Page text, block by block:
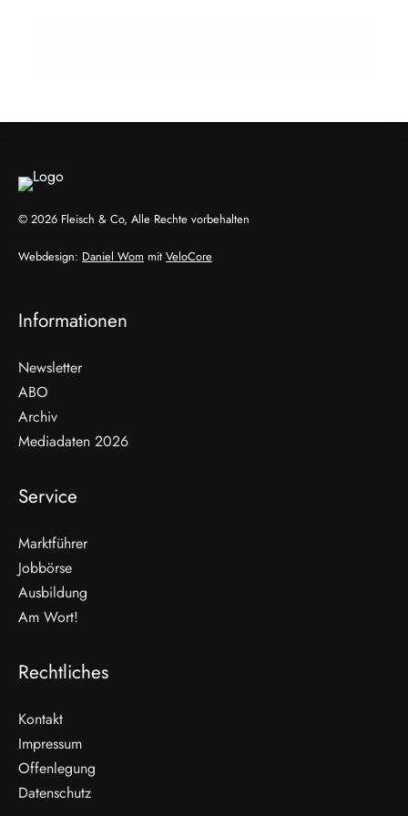
WEITERLESEN
Nicht verpassen
© 2026 Fleisch & Co, Alle Rechte vorbehalten
Webdesign: Daniel Wom mit VeloCore
Informationen
Newsletter
ABO
Archiv
Mediadaten 2026
Service
Marktführer
Jobbörse
Ausbildung
Am Wort!
Rechtliches
Kontakt
Impressum
Offenlegung
Datenschutz